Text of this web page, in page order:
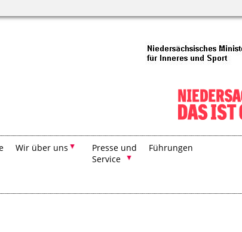
Wir über uns
Presse und
Service
Führungen